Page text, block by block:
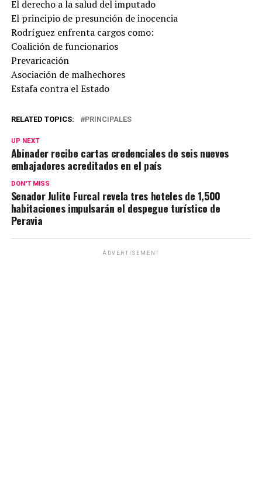
El derecho a la salud del imputado
El principio de presunción de inocencia
Rodríguez enfrenta cargos como:
Coalición de funcionarios
Prevaricación
Asociación de malhechores
Estafa contra el Estado
RELATED TOPICS: PRINCIPALES
UP NEXT
Abinader recibe cartas credenciales de seis nuevos
embajadores acreditados en el país
DON'T MISS
Senador Julito Furcal revela tres hoteles de 1,500
habitaciones impulsarán el despegue turístico de
Peravia
ADVERTISEMENT